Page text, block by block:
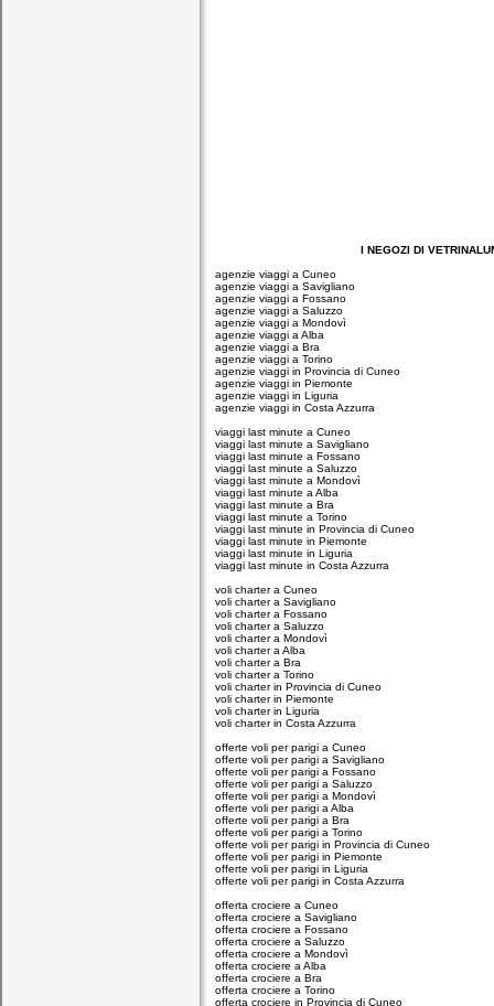
I NEGOZI DI
agenzie viaggi a Cuneo
agenzie viaggi a Savigliano
agenzie viaggi a Fossano
agenzie viaggi a Saluzzo
agenzie viaggi a Mondovì
agenzie viaggi a Alba
agenzie viaggi a Bra
agenzie viaggi a Torino
agenzie viaggi in Provincia di Cuneo
agenzie viaggi in Piemonte
agenzie viaggi in Liguria
agenzie viaggi in Costa Azzurra
viaggi last minute a Cuneo
viaggi last minute a Savigliano
viaggi last minute a Fossano
viaggi last minute a Saluzzo
viaggi last minute a Mondovì
viaggi last minute a Alba
viaggi last minute a Bra
viaggi last minute a Torino
viaggi last minute in Provincia di Cuneo
viaggi last minute in Piemonte
viaggi last minute in Liguria
viaggi last minute in Costa Azzurra
voli charter a Cuneo
voli charter a Savigliano
voli charter a Fossano
voli charter a Saluzzo
voli charter a Mondovì
voli charter a Alba
voli charter a Bra
voli charter a Torino
voli charter in Provincia di Cuneo
voli charter in Piemonte
voli charter in Liguria
voli charter in Costa Azzurra
offerte voli per parigi a Cuneo
offerte voli per parigi a Savigliano
offerte voli per parigi a Fossano
offerte voli per parigi a Saluzzo
offerte voli per parigi a Mondovì
offerte voli per parigi a Alba
offerte voli per parigi a Bra
offerte voli per parigi a Torino
offerte voli per parigi in Provincia di Cuneo
offerte voli per parigi in Piemonte
offerte voli per parigi in Liguria
offerte voli per parigi in Costa Azzurra
offerta crociere a Cuneo
offerta crociere a Savigliano
offerta crociere a Fossano
offerta crociere a Saluzzo
offerta crociere a Mondovì
offerta crociere a Alba
offerta crociere a Bra
offerta crociere a Torino
offerta crociere in Provincia di Cuneo